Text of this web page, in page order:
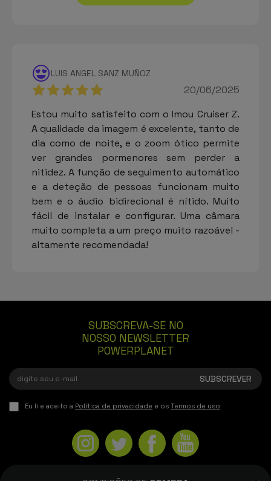
LUIS ANGEL SANZ MUÑOZ
20/06/2025
Estou muito satisfeito com o Imou Cruiser Z.
A qualidade da imagem é excelente, tanto de
dia como de noite, e o zoom ótico permite
ver grandes pormenores sem perder a
nitidez. A função de seguimento automático
e a deteção de pessoas funcionam muito
bem e o áudio bidirecional é nítido. Muito
fácil de instalar e configurar. Uma câmara
muito completa a um preço muito razoável -
altamente recomendada!
SUBSCREVA-SE NO
NOSSO NEWSLETTER
POWERPLANET
Eu li e aceito a Política de privacidade e os Termos de uso